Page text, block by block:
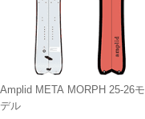
Amplid META MORPH 25-26モ
デル